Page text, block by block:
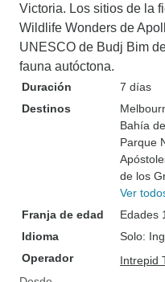
Victoria. Los sitios de la
Wildlife Wonders de
UNESCO de Budj Bim
fauna autóctona.
Duración
7 días
Destinos
Bahía
Parque
de los
Ver
Franja de edad
Edades
Idioma
Solo:
Operador
Intrepid